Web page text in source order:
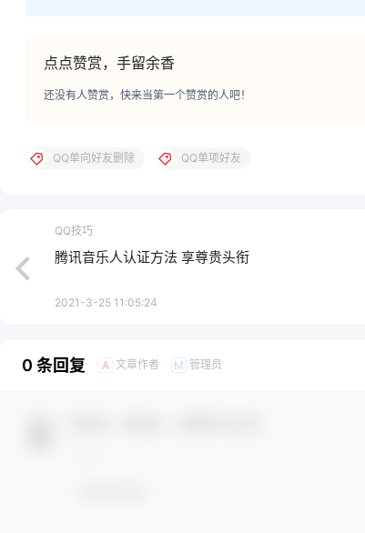
点点赞赏，手留余香
还没有人赞赏，快来当第一个赞赏的人吧！
QQ单向好友删除 QQ单项好友
QQ技巧
腾讯音乐人认证方法 享尊贵头衔
2021-3-25 11:05:24
0 条回复 A 文章作者 M 管理员